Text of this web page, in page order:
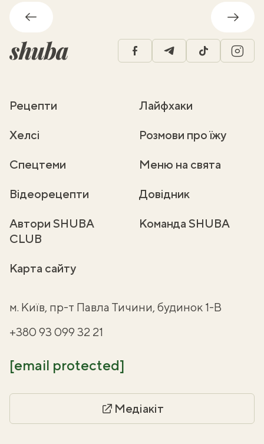
Назад
facebooktelegramtiktok
Рецепти Лайфхаки
Хелсі Розмови про їжу
Спецтеми Меню на свята
Відеорецепти Довідник
Автори SHUBA
CLUB
Команда SHUBA
Карта сайту
м. Київ, пр-т Павла Тичини, будинок 1-В
+380 93 099 32 21
[email protected]
Медіакіт